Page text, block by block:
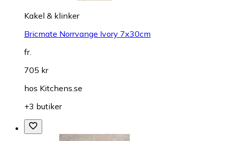
Kakel & klinker
Bricmate Norrvange Ivory 7x30cm
fr.
705 kr
hos Kitchens.se
+3 butiker